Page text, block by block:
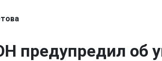
предупредил об